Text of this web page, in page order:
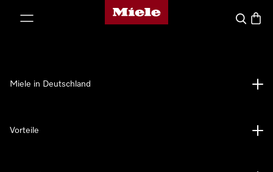
Miele-Homepage
Suche
Miele in Deutschland
Vorteile